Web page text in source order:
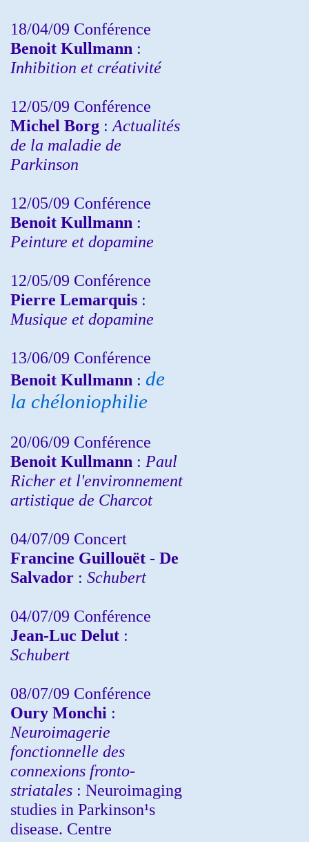
18/04/09 Conférence
Benoit Kullmann :
Inhibition et créativité
12/05/09 Conférence
Michel Borg : Actualités
de la maladie de
Parkinson
12/05/09 Conférence
Benoit Kullmann :
Peinture et dopamine
12/05/09 Conférence
Pierre Lemarquis :
Musique et dopamine
13/06/09 Conférence
Benoit Kullmann : de
la chéloniophilie
20/06/09 Conférence
Benoit Kullmann : Paul
Richer et l'environnement
artistique de Charcot
04/07/09 Concert
Francine Guillouët - De
Salvador : Schubert
04/07/09 Conférence
Jean-Luc Delut :
Schubert
08/07/09 Conférence
Oury Monchi :
Neuroimagerie
fonctionnelle des
connexions fronto-
striatales : Neuroimaging
studies in Parkinson¹s
disease. Centre